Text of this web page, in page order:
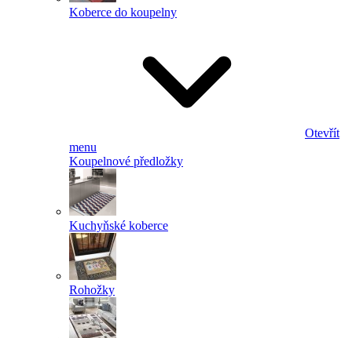
Koberce do koupelny
Otevřít
menu
Koupelnové předložky
Kuchyňské koberce
Rohožky